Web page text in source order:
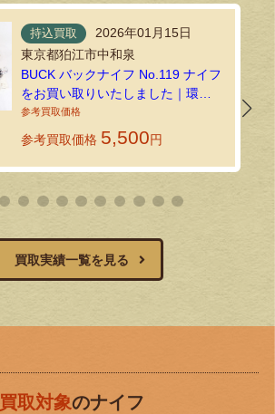
持込買取
2026年01月15日
東京都狛江市中和泉
BUCK バックナイフ No.119 ナイフ
をお買い取りいたしました｜環七
ホビーの持込買取
参考買取価格 5,500円
買取実績一覧を見る
買取対象のナイフ